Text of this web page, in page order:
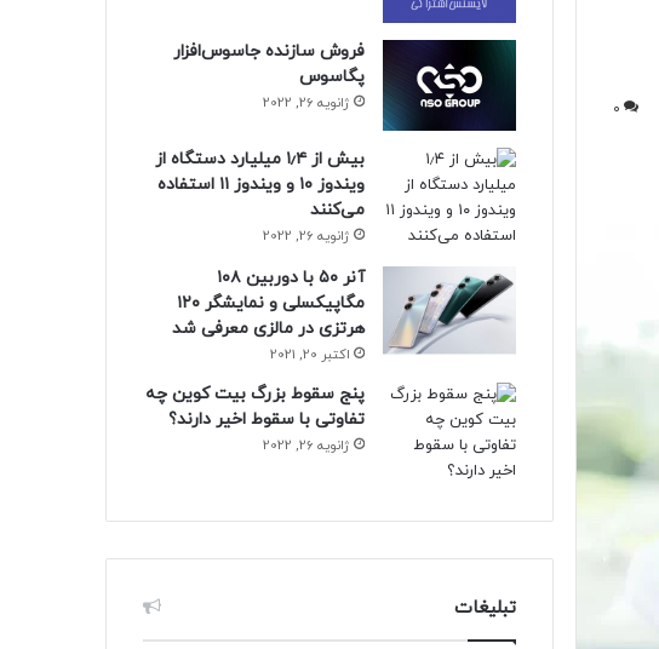
0
فروش سازنده جاسوس‌افزار
پگاسوس
ژانویه 26, 2022
بیش از ۱٫۴ میلیارد دستگاه از
ویندوز ۱۰ و ویندوز ۱۱ استفاده
می‌کنند
ژانویه 26, 2022
آنر ۵۰ با دوربین ۱۰۸
مگاپیکسلی و نمایشگر ۱۲۰
هرتزی در مالزی معرفی شد
اکتبر 20, 2021
پنج سقوط بزرگ بیت کوین چه
تفاوتی با سقوط اخیر دارند؟
ژانویه 26, 2022
تبلیغات